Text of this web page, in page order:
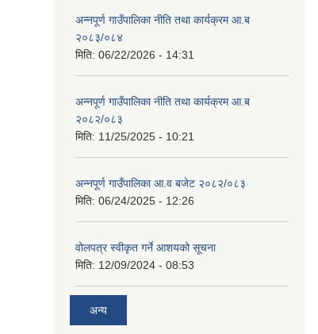
अन्नपूर्ण गाउँपालिका नीति तथा कार्यक्रम आ.ब
२०८३/०८४
मिति: 06/22/2026 - 14:31
अन्नपूर्ण गाउँपालिका नीति तथा कार्यक्रम आ.ब
२०८२/०८३
मिति: 11/25/2025 - 10:21
अन्नपूर्ण गाउँपालिका आ.व बजेट २०८२/०८३
मिति: 06/24/2025 - 12:26
वोलपत्र स्वीकृत गर्ने आशयको सूचना
मिति: 12/09/2024 - 08:53
अन्य